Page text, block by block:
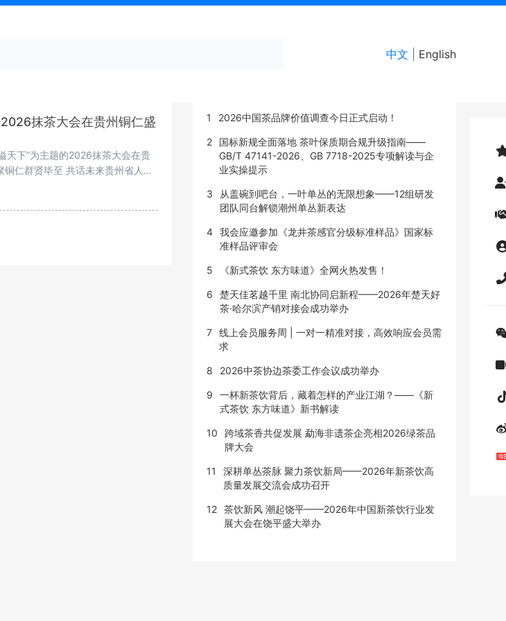
中文 English
抹茶大会在贵州铜仁盛
天下”为主题的2026抹茶大会在贵
仁群贤毕至 共话未来贵州省人民
化技术委员会主任委员王庆，贵
1 2026中国茶品牌价值调查今日正式启动！
2
国标新规全面落地 茶叶保质期合规升级指南——
GB/T 47141-2026、GB 7718-2025专项解读与企
业实操提示
3
从盖碗到吧台，一叶单丛的无限想象——12组研发
团队同台解锁潮州单丛新表达
4 我会应邀参加《龙井茶感官分级标准样品》国家标
准样品评审会
5 《新式茶饮 东方味道》全网火热发售！
6
楚天佳茗越千里 南北协同启新程——2026年楚天好
茶·哈尔滨产销对接会成功举办
7 线上会员服务周 | 一对一精准对接，高效响应会员需
求
8 2026中茶协边茶委工作会议成功举办
9
一杯新茶饮背后，藏着怎样的产业江湖？——《新
式茶饮 东方味道》新书解读
10
跨域茶香共促发展 勐海非遗茶企亮相2026绿茶品
牌大会
11
深耕单丛茶脉 聚力茶饮新局——2026年新茶饮高
质量发展交流会成功召开
12 茶饮新风 潮起饶平——2026年中国新茶饮行业发
展大会在饶平盛大举办